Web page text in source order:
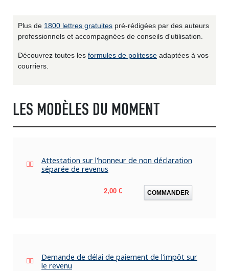
Plus de 1800 lettres gratuites pré-rédigées par des auteurs
professionnels et accompagnées de conseils d'utilisation.
Découvrez toutes les formules de politesse adaptées à vos
courriers.
LES MODÈLES DU MOMENT
Attestation sur l'honneur de non déclaration
séparée de revenus
Prix
2,00 € COMMANDER
Demande de délai de paiement de l'impôt sur
le revenu